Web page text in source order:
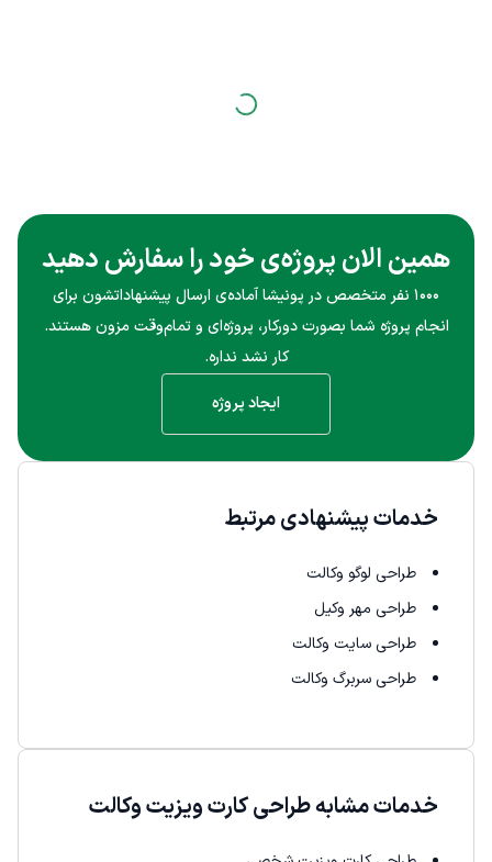
همین الان پروژه‌ی خود را سفارش دهید
۱۰۰۰ نفر متخصص در پونیشا آماده‌ی ارسال پیشنهاداتشون برای
انجام پروژه شما بصورت دورکار، پروژه‌ای و تمام‌وقت مزون هستند.
کار نشد نداره.
ایجاد پروژه
خدمات مشابه طراحی کارت ویزیت وکالت
خدمات پیشنهادی مرتبط
طراحی لوگو وکالت
طراحی مهر وکیل
طراحی سایت وکالت
طراحی سربرگ وکالت